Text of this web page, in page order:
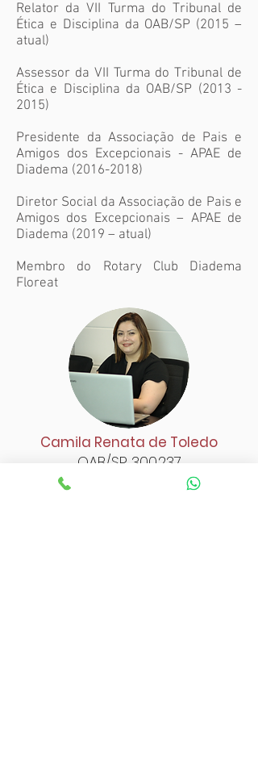
Relator da VII Turma do Tribunal de
Ética e Disciplina da OAB/SP (2015 –
atual)
Assessor da VII Turma do Tribunal de
Ética e Disciplina da OAB/SP (2013 -
2015)
Presidente da Associação de Pais e
Amigos dos Excepcionais - APAE de
Diadema (2016-2018)
Diretor Social da Associação de Pais e
Amigos dos Excepcionais – APAE de
Diadema (2019 – atual)
Membro do Rotary Club Diadema
Floreat
Camila Renata de Toledo
OAB/SP 300.237
Advogada Associada – Coordenadora;